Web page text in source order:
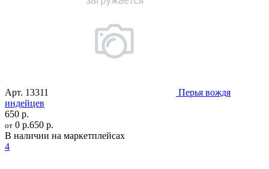
Арт. 13311
Перья вождя
индейцев
650 р.
от 0 р.650 р.
В наличии на маркетплейсах
4